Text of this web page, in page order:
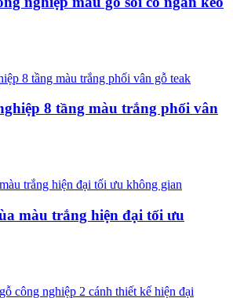
8 tầng màu trắng phối vân
màu trắng hiện đại tối ưu